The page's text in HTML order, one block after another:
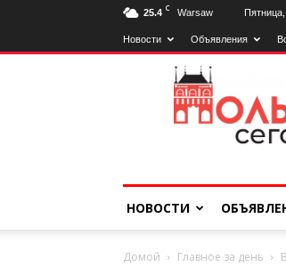
25.4 C Warsaw
Новости Объявления
Польща
Сьогодні
НОВОСТИ
Домой Главное за день